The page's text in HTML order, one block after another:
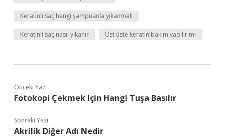
Keratinli saç hangi şampuanla yıkanmalı
Keratinli saç nasıl yıkanır Üst üste keratin bakım yapılır mı
Önceki Yazı
Fotokopi Çekmek Için Hangi Tuşa Basılır
Sonraki Yazı
Akrilik Diğer Adı Nedir